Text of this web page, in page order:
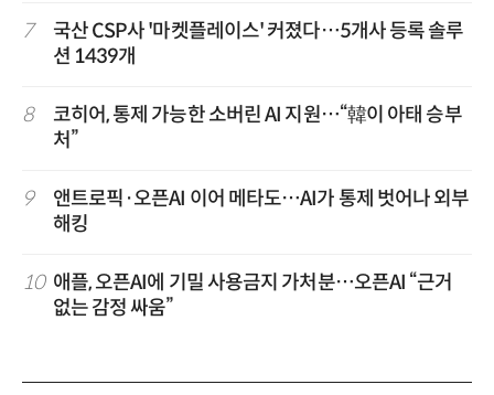
7
국산 CSP사 '마켓플레이스' 커졌다…5개사 등록 솔루
션 1439개
8
코히어, 통제 가능한 소버린 AI 지원…“韓이 아태 승부
처”
9
앤트로픽·오픈AI 이어 메타도…AI가 통제 벗어나 외부
해킹
10 애플, 오픈AI에 기밀 사용금지 가처분…오픈AI “근거
없는 감정 싸움”